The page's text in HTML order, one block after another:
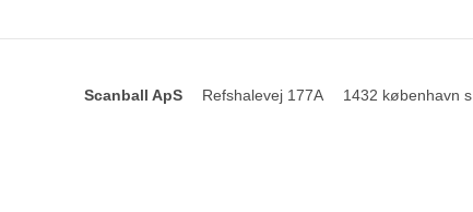
Scanball ApS Refshalevej 177A 1432 københavn s